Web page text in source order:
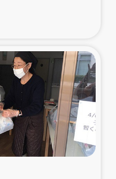
ぐサリー・リサイクル・プロ
クト
援事業
育事業